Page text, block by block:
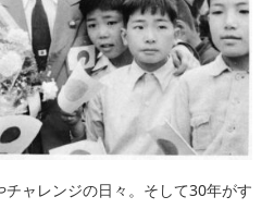
ャレンジの日々。そして30年がす